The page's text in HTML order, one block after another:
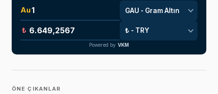
Au
₺
Powered by VKM
ÖNE ÇIKANLAR